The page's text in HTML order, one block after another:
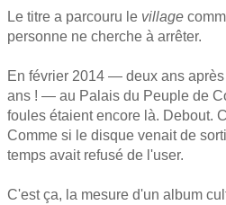
Le titre a parcouru le village
personne ne cherche à arrêter.
En février 2014 — deux ans
ans ! — au Palais du Peuple de
foules étaient encore là. Debout.
Comme si le disque venait de
temps avait refusé de l'user.
C'est ça, la mesure d'un album